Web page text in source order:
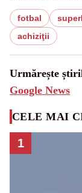
fotbal
achiziţii
Urmărește
Google News
CELE MAI
1